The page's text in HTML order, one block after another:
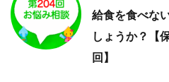
給食を食べな
しょうか？【
回】